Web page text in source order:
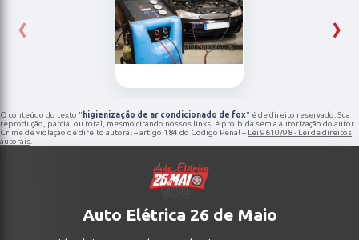
‹ ›
O conteúdo do texto " higienização de ar condicionado de fox" é de direito reservado. Sua
reprodução, parcial ou total, mesmo citando nossos links, é proibida sem a autorização do autor.
Crime de violação de direito autoral – artigo 184 do Código Penal – Lei 9610/98 - Lei de direitos
autorais
Auto Elétrica 26 de Maio